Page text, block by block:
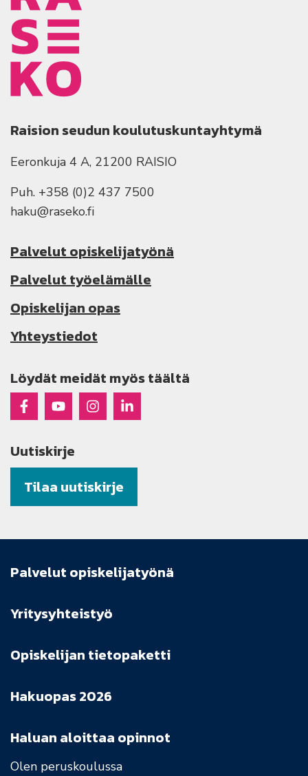
Raision seudun koulutuskuntayhtymä
Eeronkuja 4 A, 21200 RAISIO
Puh. +358 (0)2 437 7500
haku@raseko.fi
Palvelut opiskelijatyönä
Palvelut työelämälle
Opiskelijan opas
Yhteystiedot
Löydät meidät myös täältä
Raseko Facebookissa
Raseko Youtubessa
Raseko Instagramissa
Raseko Linkedinissä
Uutiskirje
Tilaa uutiskirje
Haluan aloittaa opinnot
Olen peruskoulussa
Palvelut opiskelijatyönä
Yritysyhteistyö
Opiskelijan tietopaketti
Hakuopas 2026